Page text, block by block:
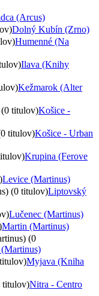
(Arcus)
Dolný Kubín (Zrno)
Humenné (Na
Ilava (Knihy
Kežmarok (Alter
titulov)Košice -
titulov)Košice - Urban
Krupina (Ferove
Levice (Martinus)
(0 titulov)Liptovský
Lučenec (Martinus)
Martin (Martinus)
(0
Myjava (Kniha
titulov)Nitra - Centro